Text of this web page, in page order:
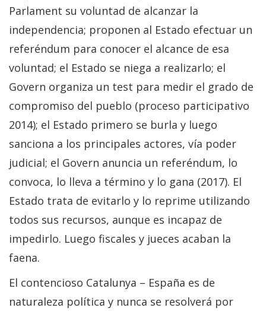
Parlament su voluntad de alcanzar la
independencia; proponen al Estado efectuar un
referéndum para conocer el alcance de esa
voluntad; el Estado se niega a realizarlo; el
Govern organiza un test para medir el grado de
compromiso del pueblo (proceso participativo
2014); el Estado primero se burla y luego
sanciona a los principales actores, vía poder
judicial; el Govern anuncia un referéndum, lo
convoca, lo lleva a término y lo gana (2017). El
Estado trata de evitarlo y lo reprime utilizando
todos sus recursos, aunque es incapaz de
impedirlo. Luego fiscales y jueces acaban la
faena.
El contencioso Catalunya – España es de
naturaleza política y nunca se resolverá por